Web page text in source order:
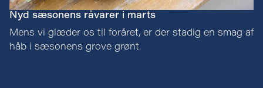
Nyd sæsonens råvarer i marts
Mens vi glæder os til foråret, er der stadig en smag af
håb i sæsonens grove grønt.